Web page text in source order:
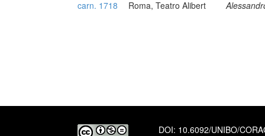
carn. 1718
Roma, Teatro Alibert
DOI: 10.6092/UNIBO/